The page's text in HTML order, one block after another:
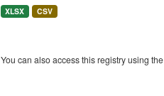
XLSX CSV
You can also access this registry using the